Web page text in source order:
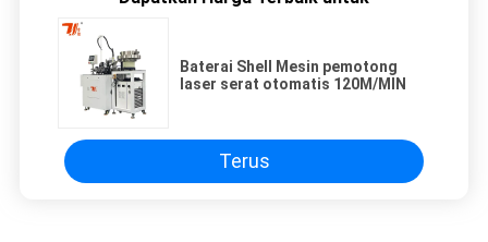
Baterai Shell Mesin pemotong
laser serat otomatis 120M/MIN
Terus